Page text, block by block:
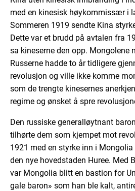
med en kinesisk høykommissær i
Sommeren 1919 sendte Kina
Dette var et brudd på avtalen fra
sa kineserne den opp. Mongolene
Russerne hadde to år tidligere
revolusjon og ville ikke komme
som de trengte kinesernes
regime og ønsket å spre
Den russiske generalløytnant
tilhørte dem som kjempet mot
1921 med en styrke inn i
den nye hovedstaden Huree. Med
var Mongolia blitt en bastion for
gale baron» som han ble kalt,